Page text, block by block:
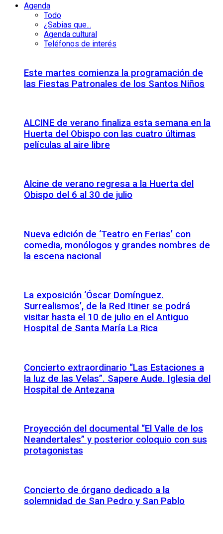
Agenda
Todo
¿Sabias que...
Agenda cultural
Teléfonos de interés
Este martes comienza la programación de
las Fiestas Patronales de los Santos Niños
ALCINE de verano finaliza esta semana en la
Huerta del Obispo con las cuatro últimas
películas al aire libre
Alcine de verano regresa a la Huerta del
Obispo del 6 al 30 de julio
Nueva edición de ‘Teatro en Ferias’ con
comedia, monólogos y grandes nombres de
la escena nacional
La exposición ‘Óscar Domínguez.
Surrealismos’, de la Red Itiner se podrá
visitar hasta el 10 de julio en el Antiguo
Hospital de Santa María La Rica
Concierto extraordinario “Las Estaciones a
la luz de las Velas”. Sapere Aude. Iglesia del
Hospital de Antezana
Proyección del documental “El Valle de los
Neandertales” y posterior coloquio con sus
protagonistas
Concierto de órgano dedicado a la
solemnidad de San Pedro y San Pablo